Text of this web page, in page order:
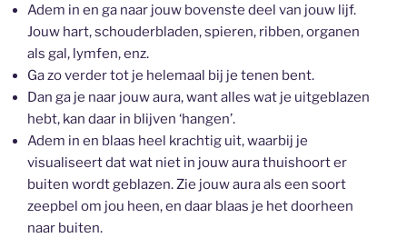
Adem in en ga naar jouw bovenste deel van jouw lijf.
Jouw hart, schouderbladen, spieren, ribben, organen
als gal, lymfen, enz.
Ga zo verder tot je helemaal bij je tenen bent.
Dan ga je naar jouw aura, want alles wat je uitgeblazen
hebt, kan daar in blijven ‘hangen’.
Adem in en blaas heel krachtig uit, waarbij je
visualiseert dat wat niet in jouw aura thuishoort er
buiten wordt geblazen. Zie jouw aura als een soort
zeepbel om jou heen, en daar blaas je het doorheen
naar buiten.